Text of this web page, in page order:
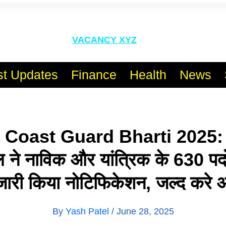
VACANCY XYZ
Updates Finance Health News
Guard Bharti 2025:
ने नाविक और यांत्रिक के 630
किया नोटिफिकेशन, जल्द करे
By Yash Patel / June 28, 2025